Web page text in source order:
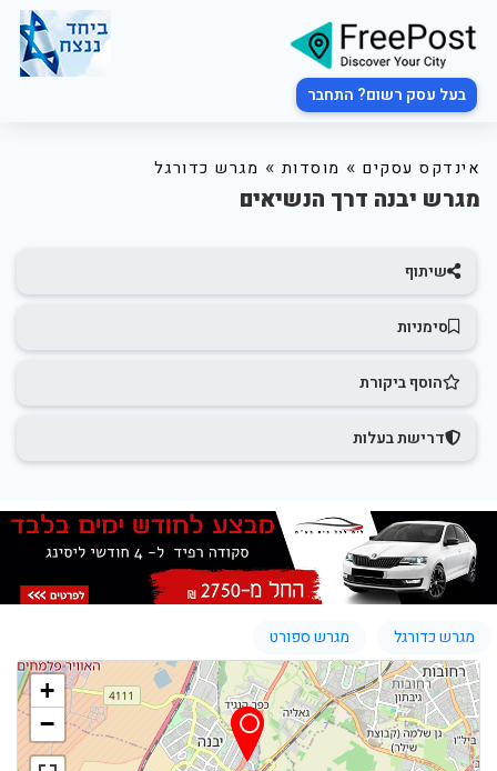
בעל עסק רשום? התחבר
אינדקס עסקים » מוסדות » מגרש כדורגל
מגרש יבנה דרך הנשיאים
שיתוף
סימניות
הוסף ביקורת
דרישת בעלות
מגרש כדורגל מגרש ספורט
+
−